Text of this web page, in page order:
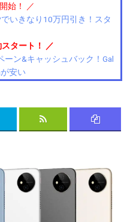
始！ ／
いきなり10万円引き！スタ
タート！ ／
ン&キャッシュバック！Gal
安い